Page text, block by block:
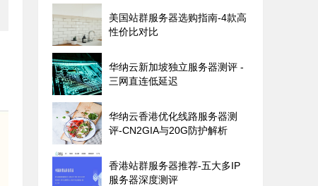
美国站群服务器选购指南-4款高
性价比对比
华纳云新加坡独立服务器测评 -
三网直连低延迟
华纳云香港优化线路服务器测
评-CN2GIA与20G防护解析
香港站群服务器推荐-五大多IP
服务器深度测评